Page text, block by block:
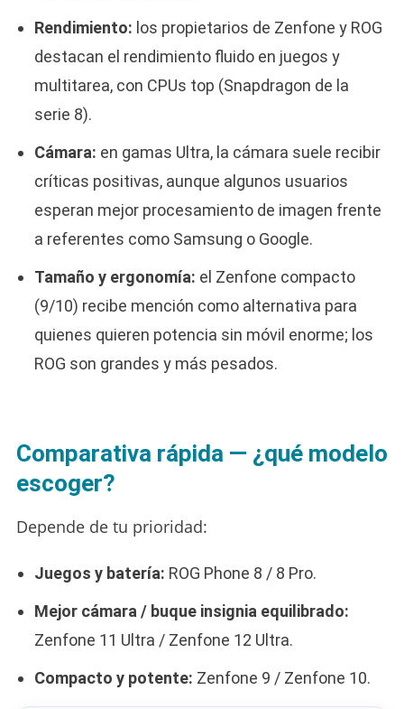
Rendimiento: los propietarios de Zenfone y ROG
destacan el rendimiento fluido en juegos y
multitarea, con CPUs top (Snapdragon de la
serie 8).
Cámara: en gamas Ultra, la cámara suele recibir
críticas positivas, aunque algunos usuarios
esperan mejor procesamiento de imagen frente
a referentes como Samsung o Google.
Tamaño y ergonomía: el Zenfone compacto
(9/10) recibe mención como alternativa para
quienes quieren potencia sin móvil enorme; los
ROG son grandes y más pesados.
Comparativa rápida — ¿qué modelo
escoger?
Depende de tu prioridad:
Juegos y batería: ROG Phone 8 / 8 Pro.
Mejor cámara / buque insignia equilibrado:
Zenfone 11 Ultra / Zenfone 12 Ultra.
Compacto y potente: Zenfone 9 / Zenfone 10.